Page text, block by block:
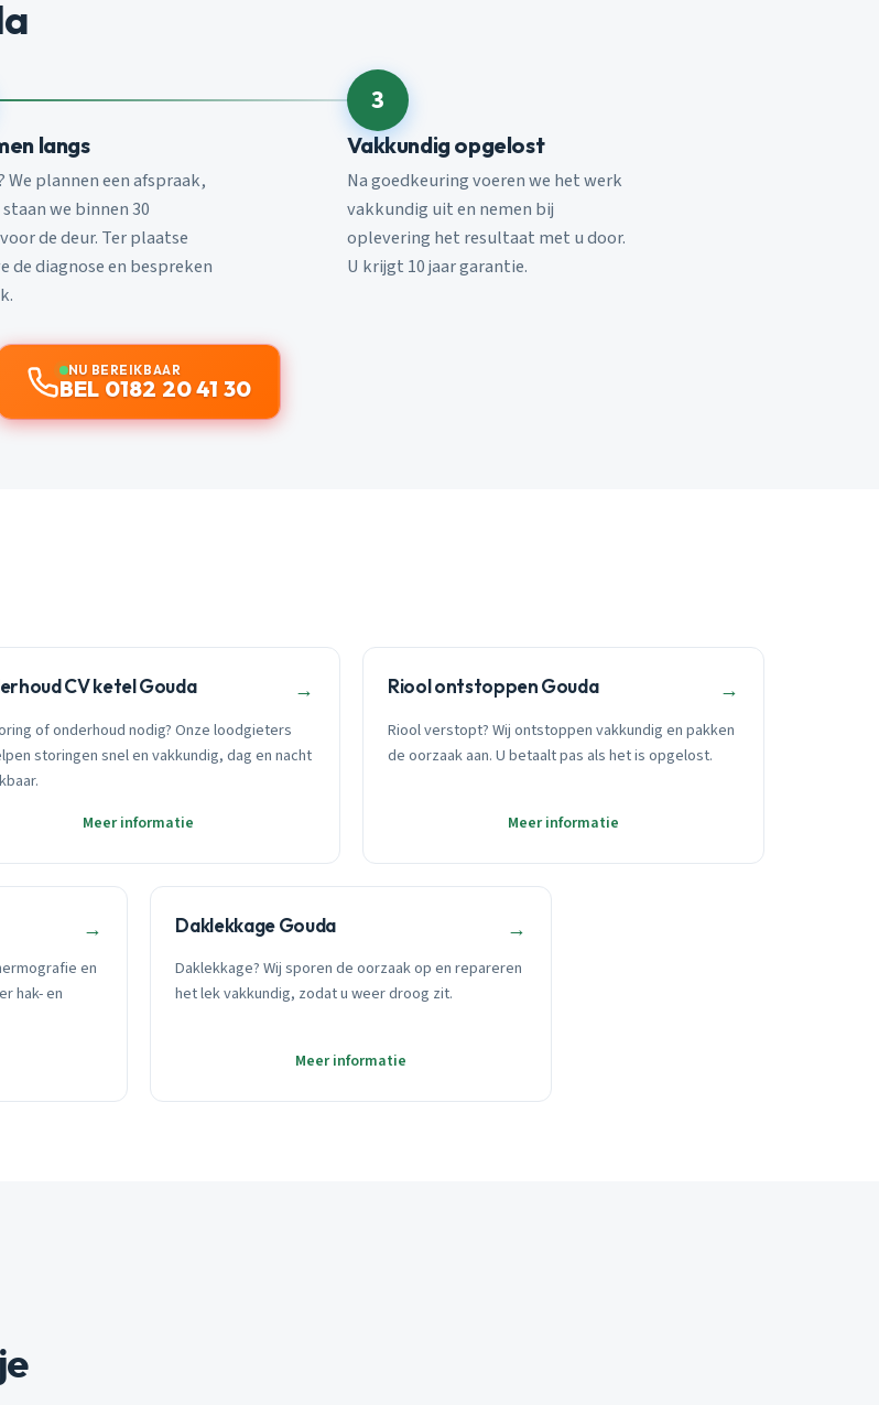
langs
We plannen een afspraak,
we binnen 30
de deur. Ter plaatse
de diagnose en bespreken
3
Vakkundig opgelost
Na goedkeuring voeren we het werk
vakkundig uit en nemen bij
oplevering het resultaat met u door.
U krijgt 10 jaar garantie.
NU BEREIKBAAR
BEL 0182 20 41 30
CV ketel Gouda →
of onderhoud nodig? Onze loodgieters
storingen snel en vakkundig, dag en nacht
Meer informatie
Riool ontstoppen Gouda →
Riool verstopt? Wij ontstoppen vakkundig en pakken
de oorzaak aan. U betaalt pas als het is opgelost.
Meer informatie
→
en
hak- en
Daklekkage Gouda →
Daklekkage? Wij sporen de oorzaak op en repareren
het lek vakkundig, zodat u weer droog zit.
Meer informatie